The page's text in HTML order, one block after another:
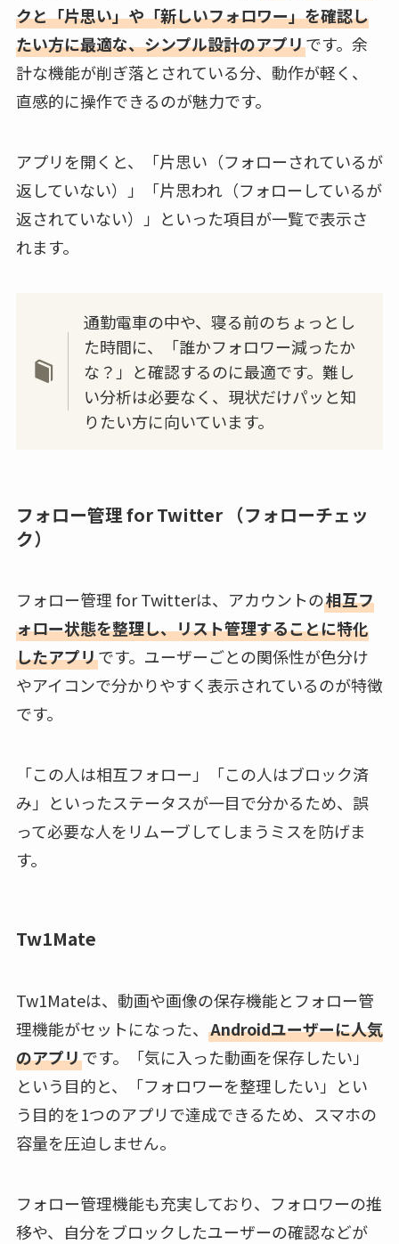
クと「片思い」や「新しいフォロワー」を確認し
たい方に最適な、シンプル設計のアプリです。余
計な機能が削ぎ落とされている分、動作が軽く、
直感的に操作できるのが魅力です。
アプリを開くと、「片思い（フォローされているが
返していない）」「片思われ（フォローしているが
返されていない）」といった項目が一覧で表示さ
れます。
通勤電車の中や、寝る前のちょっとし
た時間に、「誰かフォロワー減ったか
な？」と確認するのに最適です。難し
い分析は必要なく、現状だけパッと知
りたい方に向いています。
フォロー管理 for Twitter （フォローチェッ
ク）
フォロー管理 for Twitterは、アカウントの相互フ
ォロー状態を整理し、リスト管理することに特化
したアプリです。ユーザーごとの関係性が色分け
やアイコンで分かりやすく表示されているのが特徴
です。
「この人は相互フォロー」「この人はブロック済
み」といったステータスが一目で分かるため、誤
って必要な人をリムーブしてしまうミスを防げま
す。
Tw1Mate
Tw1Mateは、動画や画像の保存機能とフォロー管
理機能がセットになった、 Androidユーザーに人気
のアプリです。「気に入った動画を保存したい」
という目的と、「フォロワーを整理したい」とい
う目的を1つのアプリで達成できるため、スマホの
容量を圧迫しません。
フォロー管理機能も充実しており、フォロワーの推
移や、自分をブロックしたユーザーの確認などが